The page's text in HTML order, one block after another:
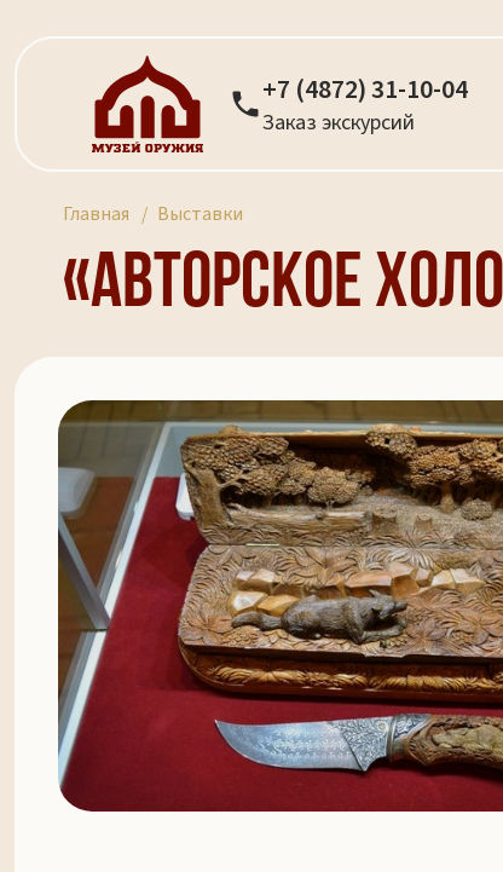
+7 (4872) 31-10-04
Заказ экскурсий
Главная Выставки
«Авторское